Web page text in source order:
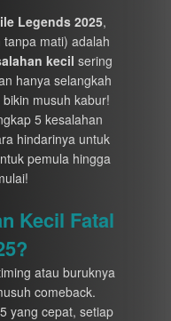
Legends 2025,
mati) adalah
kecil sering
hanya selangkah
musuh kabur!
5 kesalahan
hindarinya untuk
pemula hingga
Kecil Fatal
atau buruknya
comeback.
yang cepat, setiap